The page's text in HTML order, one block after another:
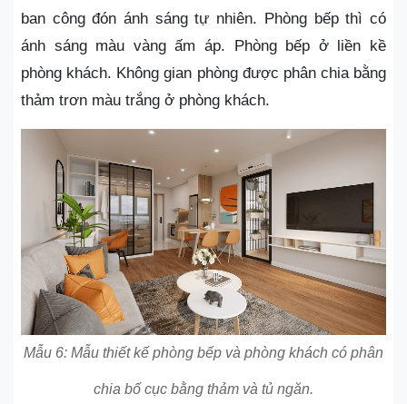
ban công đón ánh sáng tự nhiên. Phòng bếp thì có
ánh sáng màu vàng ấm áp. Phòng bếp ở liền kề
phòng khách. Không gian phòng được phân chia bằng
thảm trơn màu trắng ở phòng khách.
Mẫu 6: Mẫu thiết kế phòng bếp và phòng khách có phân
chia bố cục bằng thảm và tủ ngăn.